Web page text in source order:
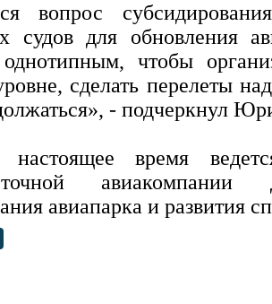
вопрос
судов для обновления
однотипным, чтобы
сделать перелеты
- подчеркнул
время
авиапарка и развития